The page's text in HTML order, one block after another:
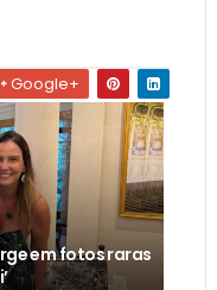
Google+
em fotos raras